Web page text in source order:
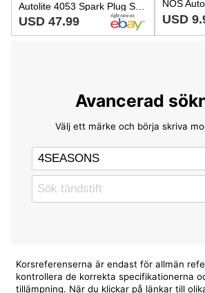
Autolite 4053 Spark Plug Set Of 6
USD 47.99 USD
Avancerad
Välj ett märke och börja skriva
Korsreferenserna är endast för allmän
kontrollera de korrekta specifikationerna
tillämpning. När du klickar på länkar till